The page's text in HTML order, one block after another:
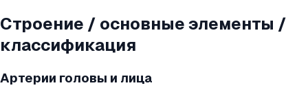
Строение / основные элементы /
классификация
Артерии головы и лица